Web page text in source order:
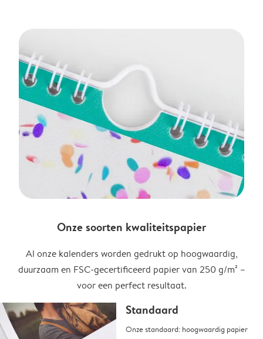
Onze soorten kwaliteitspapier
Al onze kalenders worden gedrukt op hoogwaardig,
duurzaam en FSC-gecertificeerd papier van 250 g/m² –
voor een perfect resultaat.
Standaard
Onze standaard: hoogwaardig papier